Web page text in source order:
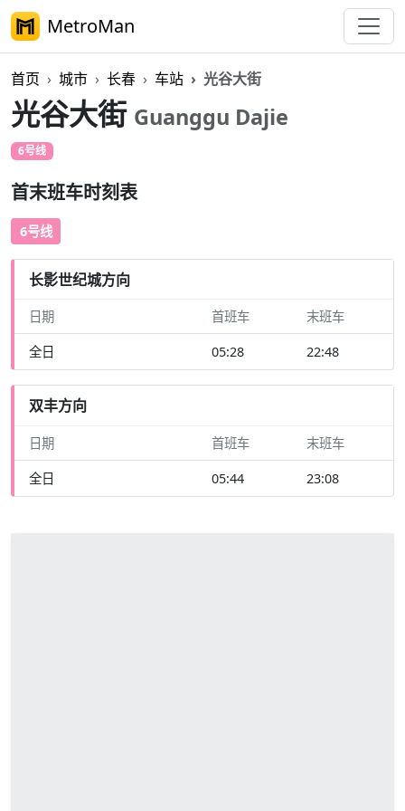
MetroMan
首页 城市 长春 车站 光谷大街
光谷大街 Guanggu Dajie
6号线
首末班车时刻表
6号线
长影世纪城方向
日期 首班车 末班车
全日 05:28 22:48
双丰方向
日期 首班车 末班车
全日 05:44 23:08